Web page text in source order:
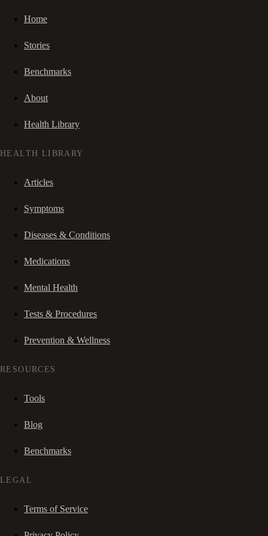
Home
Stories
Benchmarks
About
Health Library
HEALTH LIBRARY
Articles
Symptoms
Diseases & Conditions
Medications
Mental Health
Tests & Procedures
Prevention & Wellness
RESOURCES
Tools
Blog
Benchmarks
LEGAL
Terms of Service